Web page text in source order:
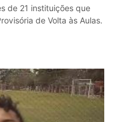
de 21 instituições que
de Volta às Aulas.